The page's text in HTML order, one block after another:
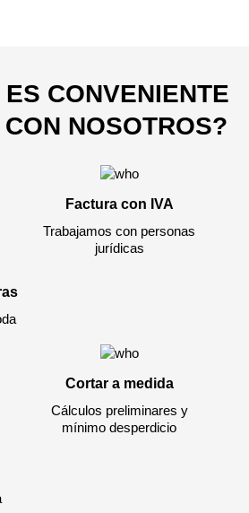
CONVENIENTE
NOSOTROS?
Factura con IVA
Trabajamos con personas
jurídicas
Cortar a medida
Cálculos preliminares y
mínimo desperdicio
a pagar:3050 €
su solicitud, nos
contacto con usted.
los métodos de pago y entrega.